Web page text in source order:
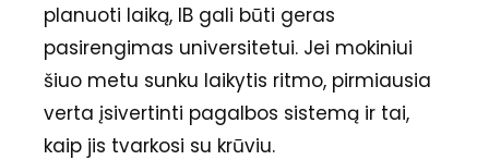
planuoti laiką, IB gali būti geras
pasirengimas universitetui. Jei mokiniui
šiuo metu sunku laikytis ritmo, pirmiausia
verta įsivertinti pagalbos sistemą ir tai,
kaip jis tvarkosi su krūviu.